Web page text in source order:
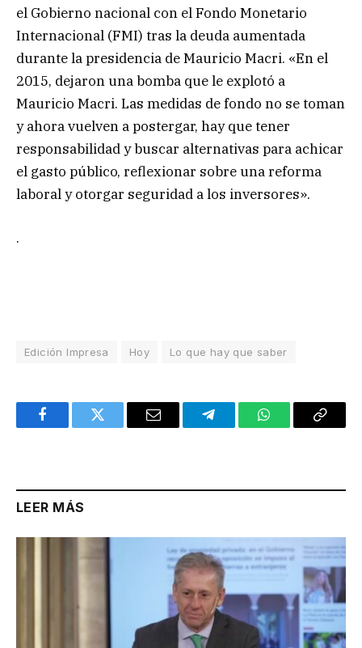
el Gobierno nacional con el Fondo Monetario
Internacional (FMI) tras la deuda aumentada
durante la presidencia de Mauricio Macri. «En el
2015, dejaron una bomba que le explotó a
Mauricio Macri. Las medidas de fondo no se toman
y ahora vuelven a postergar, hay que tener
responsabilidad y buscar alternativas para achicar
el gasto público, reflexionar sobre una reforma
laboral y otorgar seguridad a los inversores».
.
Edición Impresa Hoy Lo que hay que saber
FacebookTwitter Email TelegramWhatsAppCopy
LEER MÁS